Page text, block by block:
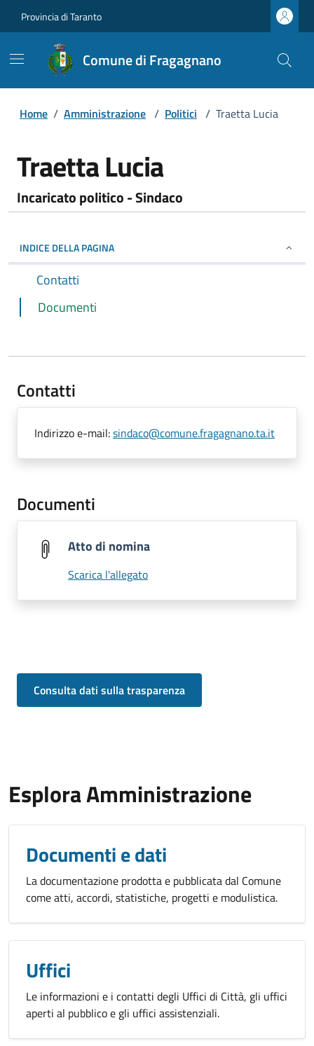
Provincia di Taranto
Comune di Fragagnano
Home / Amministrazione / Politici / Traetta Lucia
Traetta Lucia
Incaricato politico - Sindaco
INDICE DELLA PAGINA
Contatti
Documenti
Contatti
Indirizzo e-mail:sindaco@comune.fragagnano.ta.it
Documenti
Atto di nomina
Scarica l'allegato
Consulta dati sulla trasparenza
Esplora Amministrazione
Documenti e dati
La documentazione prodotta e pubblicata dal Comune
come atti, accordi, statistiche, progetti e modulistica.
Uffici
Le informazioni e i contatti degli Uffici di Città, gli uffici
aperti al pubblico e gli uffici assistenziali.